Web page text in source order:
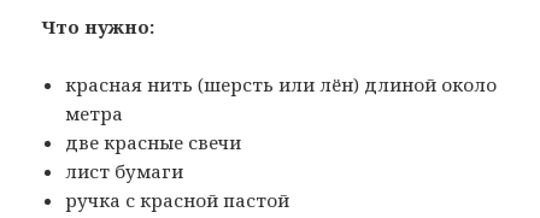
Что нужно:
красная нить (шерсть или лён) длиной около
метра
две красные свечи
лист бумаги
ручка с красной пастой